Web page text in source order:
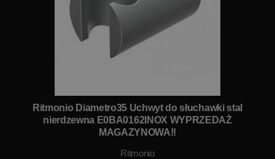
Ritmonio Diametro35 Uchwyt do słuchawki stal
nierdzewna E0BA0162INOX WYPRZEDAŻ
MAGAZYNOWA!!
Ritmonio